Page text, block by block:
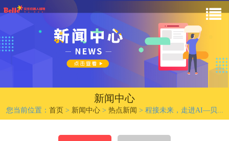
新闻中心
您当前位置： 首页> 新闻中心> 热点新闻 > 程接未来，走进AI—贝...